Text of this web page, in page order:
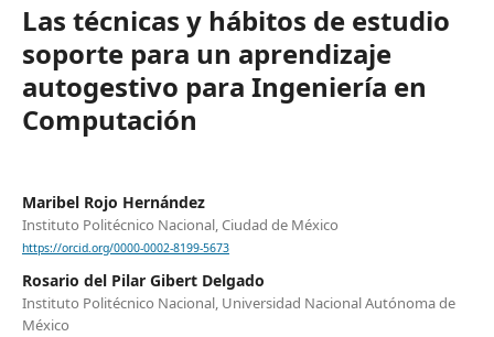
Las técnicas y hábitos de estudio
soporte para un aprendizaje
autogestivo para Ingeniería en
Computación
Maribel Rojo Hernández
Instituto Politécnico Nacional, Ciudad de México
https://orcid.org/0000-0002-8199-5673
Rosario del Pilar Gibert Delgado
Instituto Politécnico Nacional, Universidad Nacional Autónoma de
México